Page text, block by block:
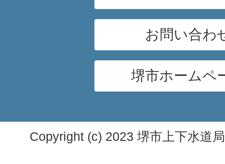
お問い合わ
堺市ホームペ
Copyright (c) 2023 堺市上下水道